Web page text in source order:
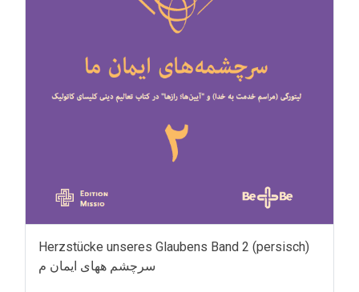
Herzstücke unseres Glaubens Band 2 (persisch)
سرچشم ههای ایمان م